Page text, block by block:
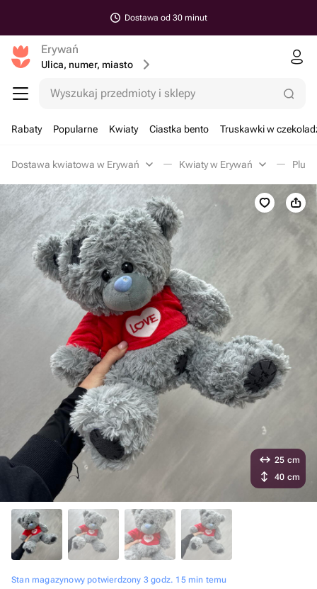
Dostawa od 30 minut
Erywań
Ulica, numer, miasto
Wyszukaj przedmioty i sklepy
Rabaty Popularne Kwiaty Ciastka bento Truskawki w
Dostawa kwiatowa w Erywań Kwiaty w Erywań
Stan magazynowy potwierdzony 3 godz. 15 min temu
25 cm
40 cm